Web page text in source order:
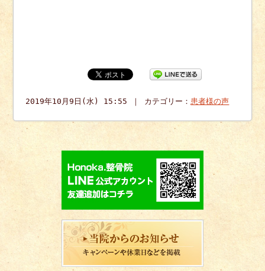
2019年10月9日(水) 15:55 ｜ カテゴリー：患者様の声